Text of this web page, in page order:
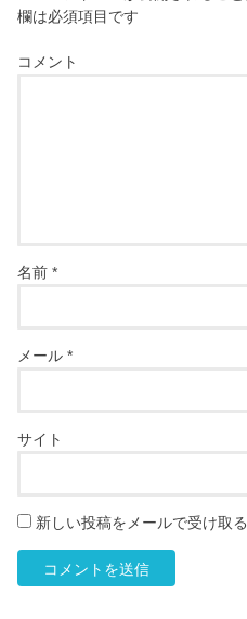
欄は必須項目です
コメント
名前*
メール*
サイト
新しい投稿をメールで受け取る